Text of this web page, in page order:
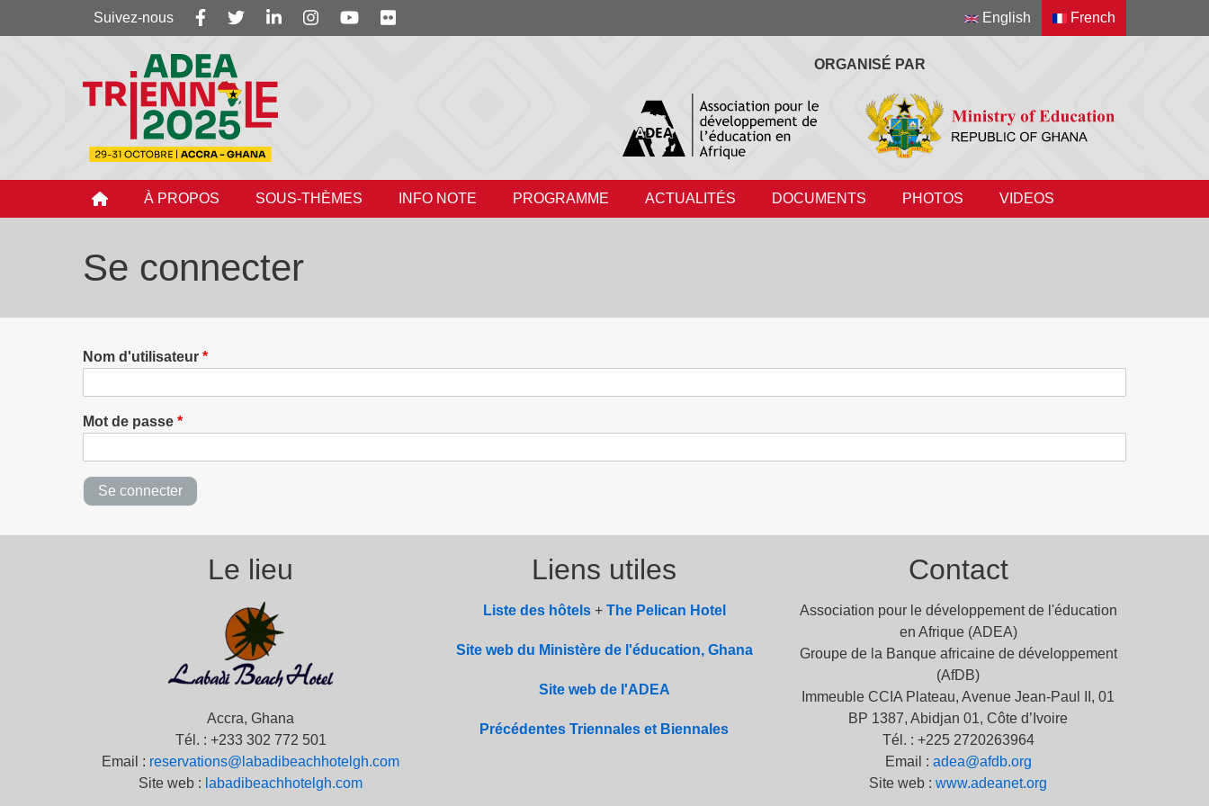
English French
Suivez-
Suivez-nous
ORGANISÉ PAR
À PROPOS SOUS-THÈMES INFO NOTE PROGRAMME ACTUALITÉS DOCUMENTS PHOTOS VIDEOS
Se connecter
Nom d'utilisateur
Mot de passe
Le lieu
Accra, Ghana
Tél. : +233 302 772 501
Email : reservations@labadibeachhotelgh.com
Site web : labadibeachhotelgh.com
Liens utiles
Liste des hôtels+ The Pelican Hotel
Site web du Ministère de l'éducation, Ghana
Site web de l'ADEA
Précédentes Triennales et Biennales
Contact
Association pour le développement de l'éducation
en Afrique (ADEA)
Groupe de la Banque africaine de développement
(AfDB)
Immeuble CCIA Plateau, Avenue Jean-Paul II, 01
BP 1387, Abidjan 01, Côte d’Ivoire
Tél. : +225 2720263964
Email : adea@afdb.org
Site web :www.adeanet.org